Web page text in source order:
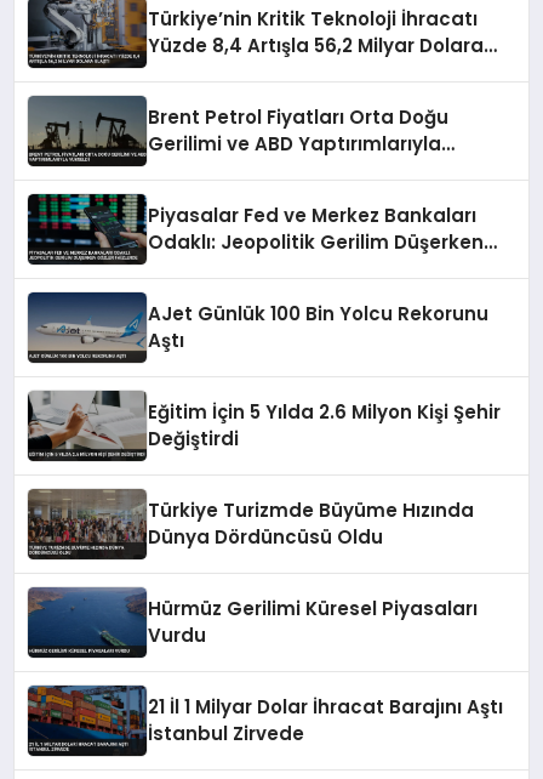
Türkiye’nin Kritik Teknoloji İhracatı
Yüzde 8,4 Artışla 56,2 Milyar Dolara
Brent Petrol Fiyatları Orta Doğu
Gerilimi ve ABD Yaptırımlarıyla
Piyasalar Fed ve Merkez Bankaları
Odaklı: Jeopolitik Gerilim Düşerken
AJet Günlük 100 Bin Yolcu Rekorunu
Aştı
Eğitim İçin 5 Yılda 2.6 Milyon Kişi Şehir
Değiştirdi
Türkiye Turizmde Büyüme Hızında
Dünya Dördüncüsü Oldu
Hürmüz Gerilimi Küresel Piyasaları
Vurdu
21 İl 1 Milyar Dolar İhracat Barajını Aştı
İstanbul Zirvede